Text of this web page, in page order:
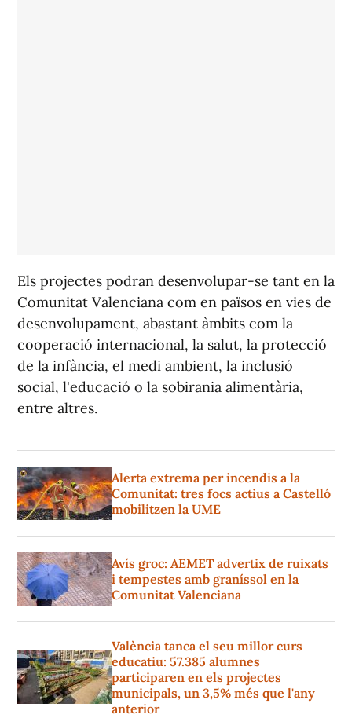
Els projectes podran desenvolupar-se tant en la
Comunitat Valenciana com en països en vies de
desenvolupament, abastant àmbits com la
cooperació internacional, la salut, la protecció
de la infància, el medi ambient, la inclusió
social, l'educació o la sobirania alimentària,
entre altres.
Alerta extrema per incendis a la
Comunitat: tres focs actius a Castelló
mobilitzen la UME
Avís groc: AEMET advertix de ruixats
i tempestes amb graníssol en la
Comunitat Valenciana
València tanca el seu millor curs
educatiu: 57.385 alumnes
participaren en els projectes
municipals, un 3,5% més que l'any
anterior